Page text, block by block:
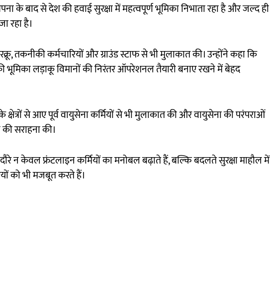
के बाद से देश की हवाई सुरक्षा में महत्वपूर्ण भूमिका निभाता रहा है और जल्द ही
रहा है।
तकनीकी कर्मचारियों और ग्राउंड स्टाफ से भी मुलाकात की। उन्होंने कहा कि
लड़ाकू विमानों की निरंतर ऑपरेशनल तैयारी बनाए रखने में बेहद
से आए पूर्व वायुसेना कर्मियों से भी मुलाकात की और वायुसेना की परंपराओं
सराहना की।
न केवल फ्रंटलाइन कर्मियों का मनोबल बढ़ाते हैं, बल्कि बदलते सुरक्षा माहौल में
को भी मजबूत करते हैं।